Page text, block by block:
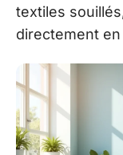
textiles
directement